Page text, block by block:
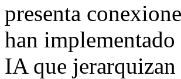
presenta
han
IA que jerarquizan